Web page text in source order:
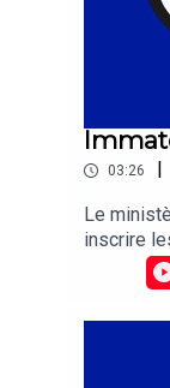
03:26 |
Le
inscrire
ouvriers
culture